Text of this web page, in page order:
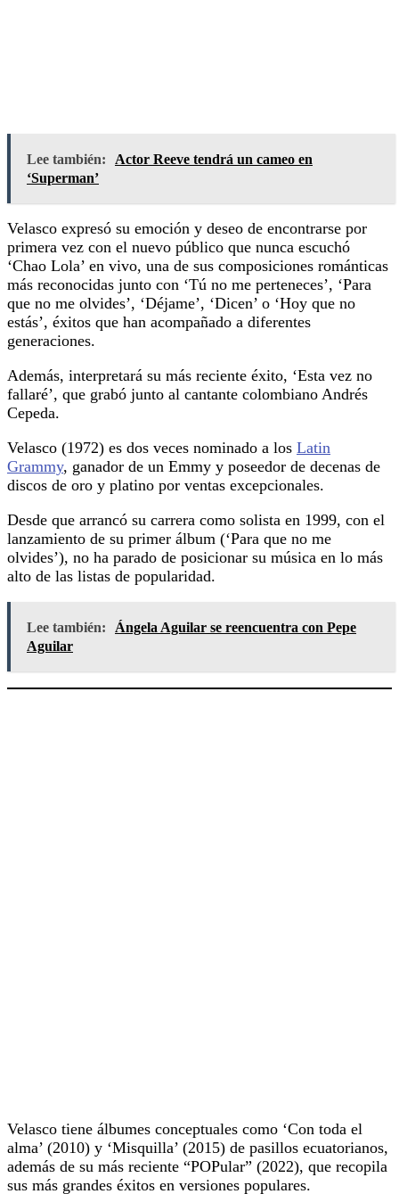
Lee también:
Actor Reeve tendrá un cameo en
‘Superman’
Velasco expresó su emoción y deseo de encontrarse por
primera vez con el nuevo público que nunca escuchó
‘Chao Lola’ en vivo, una de sus composiciones románticas
más reconocidas junto con ‘Tú no me perteneces’, ‘Para
que no me olvides’, ‘Déjame’, ‘Dicen’ o ‘Hoy que no
estás’, éxitos que han acompañado a diferentes
generaciones.
Además, interpretará su más reciente éxito, ‘Esta vez no
fallaré’, que grabó junto al cantante colombiano Andrés
Cepeda.
Velasco (1972) es dos veces nominado a los Latin
Grammy, ganador de un Emmy y poseedor de decenas de
discos de oro y platino por ventas excepcionales.
Desde que arrancó su carrera como solista en 1999, con el
lanzamiento de su primer álbum (‘Para que no me
olvides’), no ha parado de posicionar su música en lo más
alto de las listas de popularidad.
Lee también:
Ángela Aguilar se reencuentra con Pepe
Aguilar
Velasco tiene álbumes conceptuales como ‘Con toda el
alma’ (2010) y ‘Misquilla’ (2015) de pasillos ecuatorianos,
además de su más reciente “POPular” (2022), que recopila
sus más grandes éxitos en versiones populares.